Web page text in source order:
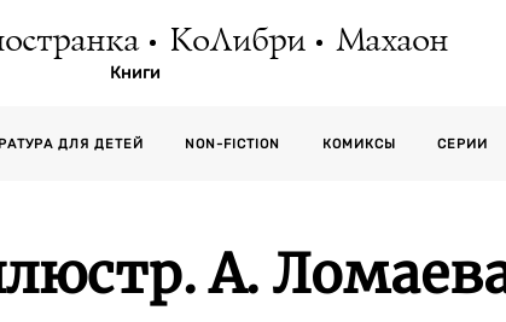
КоЛибри Махаон
Книги
ДЛЯ ДЕТЕЙ NON-FICTION КОМИКСЫ СЕРИИ
А.